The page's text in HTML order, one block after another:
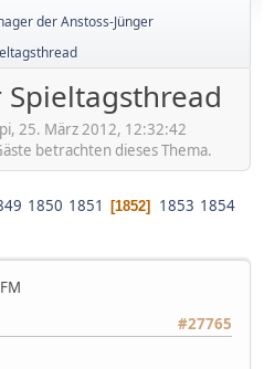
der Anstoss-Jünger
Spieltagsthread
25. März 2012, 12:32:42
betrachten dieses Thema.
1850 1851 1852 1853 1854
#27765